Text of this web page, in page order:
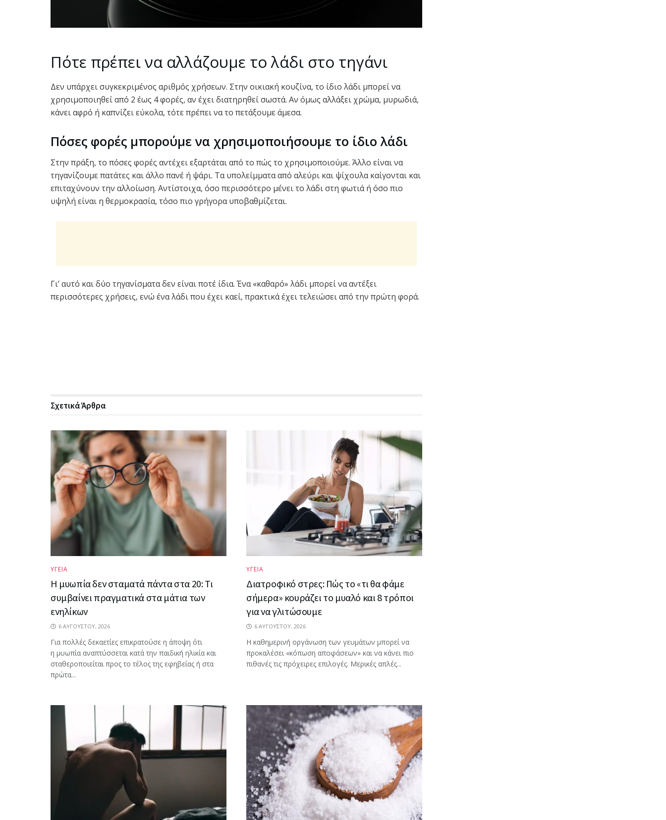
Πότε πρέπει να αλλάζουμε το λάδι στο τηγάνι
Δεν υπάρχει συγκεκριμένος αριθμός χρήσεων. Στην οικιακή κουζίνα, το ίδιο λάδι μπορεί να
χρησιμοποιηθεί από 2 έως 4 φορές, αν έχει διατηρηθεί σωστά. Αν όμως αλλάξει χρώμα, μυρωδιά,
κάνει αφρό ή καπνίζει εύκολα, τότε πρέπει να το πετάξουμε άμεσα.
Πόσες φορές μπορούμε να χρησιμοποιήσουμε το ίδιο λάδι
Στην πράξη, το πόσες φορές αντέχει εξαρτάται από το πώς το χρησιμοποιούμε. Άλλο είναι να
τηγανίζουμε πατάτες και άλλο πανέ ή ψάρι. Τα υπολείμματα από αλεύρι και ψίχουλα καίγονται και
επιταχύνουν την αλλοίωση. Αντίστοιχα, όσο περισσότερο μένει το λάδι στη φωτιά ή όσο πιο
υψηλή είναι η θερμοκρασία, τόσο πιο γρήγορα υποβαθμίζεται.
Γι’ αυτό και δύο τηγανίσματα δεν είναι ποτέ ίδια. Ένα «καθαρό» λάδι μπορεί να αντέξει
περισσότερες χρήσεις, ενώ ένα λάδι που έχει καεί, πρακτικά έχει τελειώσει από την πρώτη φορά.
ΣχετικάΆρθρα
ΥΓΕΙΑ
Η μυωπία δεν σταματά πάντα στα 20: Τι
συμβαίνει πραγματικά στα μάτια των
ενηλίκων
6 ΑΥΓΟΎΣΤΟΥ, 2026
Για πολλές δεκαετίες επικρατούσε η άποψη ότι
η μυωπία αναπτύσσεται κατά την παιδική ηλικία και
σταθεροποιείται προς το τέλος της εφηβείας ή στα
πρώτα...
ΥΓΕΙΑ
Διατροφικό στρες: Πώς το «τι θα φάμε
σήμερα» κουράζει το μυαλό και 8 τρόποι
για να γλιτώσουμε
6 ΑΥΓΟΎΣΤΟΥ, 2026
Η καθημερινή οργάνωση των γευμάτων μπορεί να
προκαλέσει «κόπωση αποφάσεων» και να κάνει πιο
πιθανές τις πρόχειρες επιλογές. Μερικές απλές...